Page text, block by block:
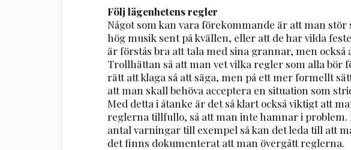
Följ lägenhetens regler
Något som kan vara förekommande är att man
hög musik sent på kvällen, eller att de har vilda
är förstås bra att tala med sina grannar, men
Trollhättan så att man vet vilka regler som alla bör
rätt att klaga så att säga, men på ett mer formellt
att man skall behöva acceptera en situation som
Med detta i åtanke är det så klart också viktigt att
reglerna tillfullo, så att man inte hamnar i problem.
antal varningar till exempel så kan det leda till att
det finns dokumenterat att man övergått reglerna.